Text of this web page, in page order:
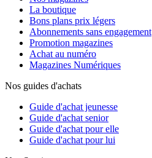
La boutique
Bons plans prix légers
Abonnements sans engagement
Promotion magazines
Achat au numéro
Magazines Numériques
Nos guides d'achats
Guide d'achat jeunesse
Guide d'achat senior
Guide d'achat pour elle
Guide d'achat pour lui